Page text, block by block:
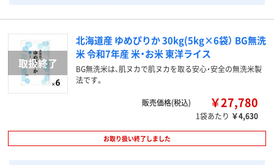
北海道産 ゆめぴりか 30kg(5kg×6袋） BG無洗
米 令和7年産 米・お米 東洋ライス
BG無洗米は、肌ヌカで肌ヌカを取る安心・安全の無洗米製
法です。
販売価格(税込) ￥27,780
1袋あたり ￥4,630
お取り扱い終了しました